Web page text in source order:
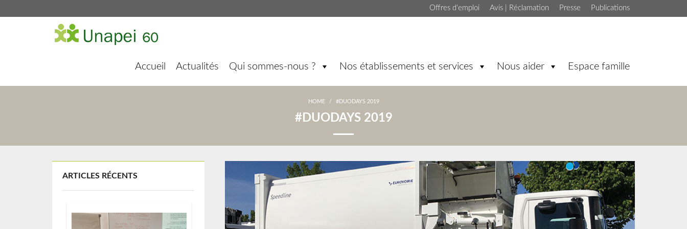
Publications
Presse
Offres d'emploi Avis | Réclamation
Accueil Actualités Qui sommes-nous ? Nos établissements et services Nous aider Espace famille
HOME / #DUODAYS 2019
#DUODAYS 2019
ARTICLES RÉCENTS